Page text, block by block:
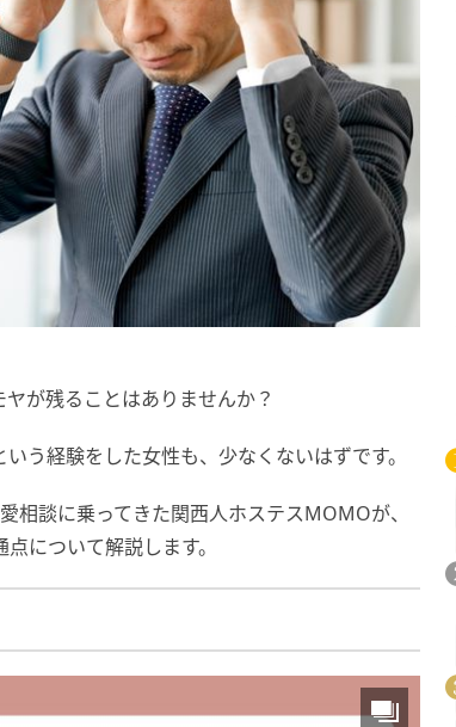
が残ることはありませんか？
う経験をした女性も、少なくないはずです。
相談に乗ってきた関西人ホステスMOMOが、
について解説します。